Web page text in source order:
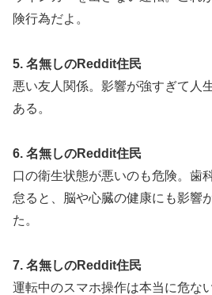
険行為だよ。
5. 名無しのReddit住民
悪い友人関係。影響が強すぎて人
ある。
6. 名無しのReddit住民
口の衛生状態が悪いのも危険。歯
怠ると、脳や心臓の健康にも影響
た。
7. 名無しのReddit住民
運転中のスマホ操作は本当に危な